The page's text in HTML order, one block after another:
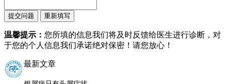
温馨提示： 您所填的信息我们将及时反馈给医生进行诊断，对
于您的个人信息我们承诺绝对保密！请您放心！
最新文章